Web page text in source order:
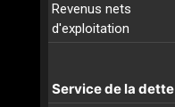
Revenus nets
d'exploitation
Service de la dette